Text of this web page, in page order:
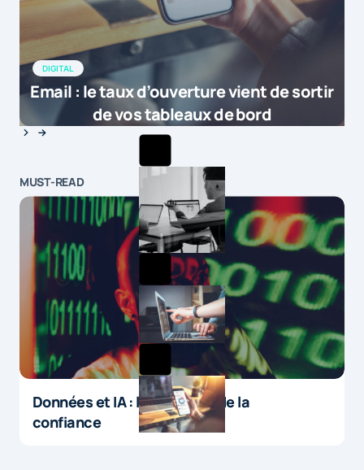
DIGITAL
Email : le taux d’ouverture vient de sortir
de vos tableaux de bord
MUST-READ
Données et IA : le paradoxe de la
confiance